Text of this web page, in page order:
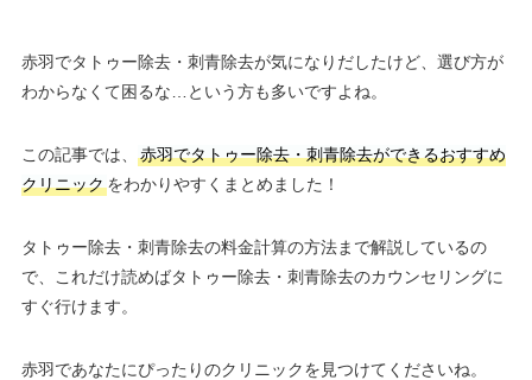
赤羽でタトゥー除去・刺青除去が気になりだしたけど、選び方が
わからなくて困るな…という方も多いですよね。
この記事では、
赤羽でタトゥー除去・刺青除去ができるおすすめ
クリニックをわかりやすくまとめました！
タトゥー除去・刺青除去の料金計算の方法まで解説しているの
で、これだけ読めばタトゥー除去・刺青除去のカウンセリングに
すぐ行けます。
赤羽であなたにぴったりのクリニックを見つけてくださいね。